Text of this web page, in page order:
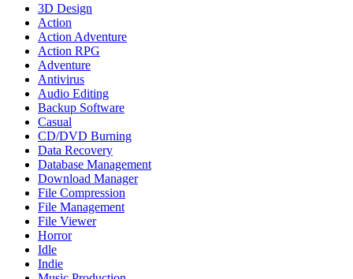
3D Design
Action
Action Adventure
Action RPG
Adventure
Antivirus
Audio Editing
Backup Software
Casual
CD/DVD Burning
Data Recovery
Database Management
Download Manager
File Compression
File Management
File Viewer
Horror
Idle
Indie